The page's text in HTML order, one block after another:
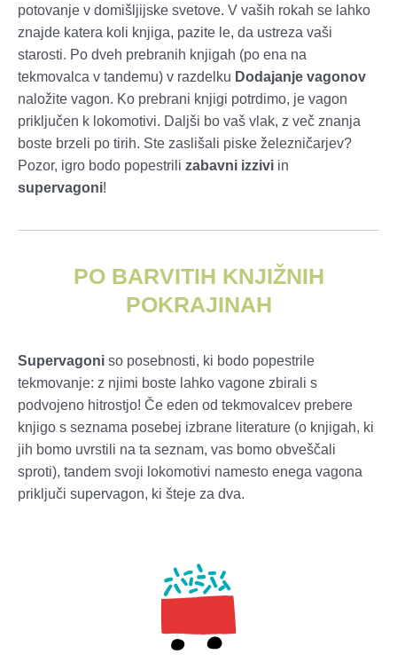
potovanje v domišljijske svetove. V vaših rokah se lahko
znajde katera koli knjiga, pazite le, da ustreza vaši
starosti. Po dveh prebranih knjigah (po ena na
tekmovalca v tandemu) v razdelku Dodajanje vagonov
naložite vagon. Ko prebrani knjigi potrdimo, je vagon
priključen k lokomotivi. Daljši bo vaš vlak, z več znanja
boste brzeli po tirih. Ste zaslišali piske železničarjev?
Pozor, igro bodo popestrili zabavni izzivi in
supervagoni!
PO BARVITIH KNJIŽNIH
POKRAJINAH
Supervagoni so posebnosti, ki bodo popestrile
tekmovanje: z njimi boste lahko vagone zbirali s
podvojeno hitrostjo! Če eden od tekmovalcev prebere
knjigo s seznama posebej izbrane literature (o knjigah, ki
jih bomo uvrstili na ta seznam, vas bomo obveščali
sproti), tandem svoji lokomotivi namesto enega vagona
priključi supervagon, ki šteje za dva.